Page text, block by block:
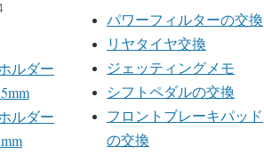
ルダー
ルダー
パワーフィルターの交換
リヤタイヤ交換
ジェッティングメモ
シフトペダルの交換
フロントブレーキパッド
の交換